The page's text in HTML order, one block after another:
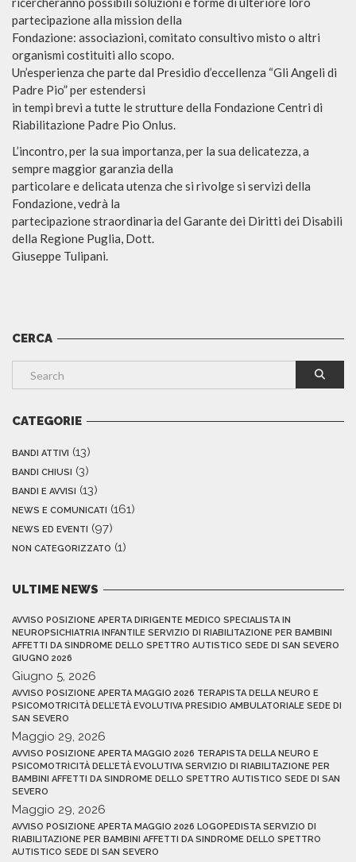
partecipazione alla mission della
Fondazione: associazioni, comitato consultivo misto o altri
organismi costituiti allo scopo.
Un’esperienza che parte dal Presidio d’eccellenza “Gli Angeli di
Padre Pio” per estendersi
in tempi brevi a tutte le strutture della Fondazione Centri di
Riabilitazione Padre Pio Onlus.
L’incontro, per la sua importanza, per la sua delicatezza, a
sempre maggior garanzia della
particolare e delicata utenza che si rivolge si servizi della
Fondazione, vedrà la
partecipazione straordinaria del Garante dei Diritti dei Disabili
della Regione Puglia, Dott.
Giuseppe Tulipani.
CERCA
CATEGORIE
BANDI ATTIVI (13)
BANDI CHIUSI (3)
BANDI E AVVISI (13)
NEWS E COMUNICATI (161)
NEWS ED EVENTI (97)
NON CATEGORIZZATO (1)
ULTIME NEWS
AVVISO POSIZIONE APERTA DIRIGENTE MEDICO SPECIALISTA IN
NEUROPSICHIATRIA INFANTILE SERVIZIO DI RIABILITAZIONE PER BAMBINI
AFFETTI DA SINDROME DELLO SPETTRO AUTISTICO SEDE DI SAN SEVERO
GIUGNO 2026
Giugno 5, 2026
AVVISO POSIZIONE APERTA MAGGIO 2026 TERAPISTA DELLA NEURO E
PSICOMOTRICITÀ DELL’ETÀ EVOLUTIVA PRESIDIO AMBULATORIALE SEDE DI
SAN SEVERO
Maggio 29, 2026
AVVISO POSIZIONE APERTA MAGGIO 2026 TERAPISTA DELLA NEURO E
PSICOMOTRICITÀ DELL’ETÀ EVOLUTIVA SERVIZIO DI RIABILITAZIONE PER
BAMBINI AFFETTI DA SINDROME DELLO SPETTRO AUTISTICO SEDE DI SAN
SEVERO
Maggio 29, 2026
AVVISO POSIZIONE APERTA MAGGIO 2026 LOGOPEDISTA SERVIZIO DI
RIABILITAZIONE PER BAMBINI AFFETTI DA SINDROME DELLO SPETTRO
AUTISTICO SEDE DI SAN SEVERO